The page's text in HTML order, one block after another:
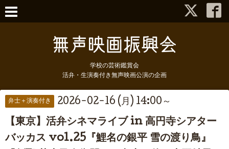
学校の芸術鑑賞会
活弁・生演奏付き無声映画公演の企画
弁士＋演奏付き 2026-02-16 (月) 14:00～
【東京】活弁シネマライブ in 高円寺シアター
バッカス vol.25『鯉名の銀平 雪の渡り鳥』